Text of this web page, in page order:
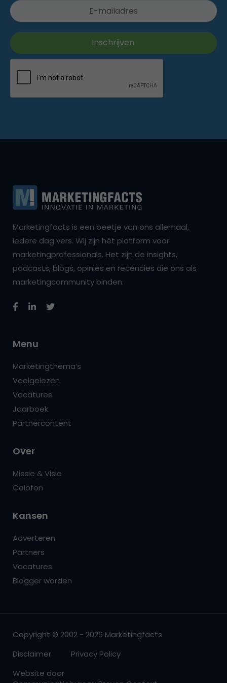
Marketingfacts is een beetje van ons allemaal,
iedere dag vers. Wij zijn hét platform voor
marketingprofessionals. Het zijn de insights,
podcasts, blogs, opinies en recencies die ons als
marketingcommunity binden.
Menu
Marketingthema’s
Veelgelezen
Vacatures
Jaarboek
Partnercontent
Over
Missie & Visie
Colofon
Kansen
Adverteren
Partners
Vacatures
Blogger worden
Copyright © 2002 - 2026 Marketingfacts
Disclaimer
Privacy Policy
Website door